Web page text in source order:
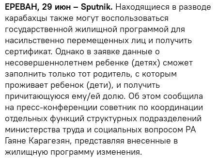
ЕРЕВАН, 29 июн – Sputnik. Находящиеся в разводе
карабахцы также могут воспользоваться
государственной жилищной программой для
насильственно перемещенных лиц и получить
сертификат. Однако в заявке данные о
несовершеннолетнем ребенке (детях) сможет
заполнить только тот родитель, с которым
проживает ребенок (дети), и получить
причитающуюся ему/ей долю. Об этом сообщила
на пресс-конференции советник по координации
отдельных функций структурных подразделений
министерства труда и социальных вопросом РА
Гаяне Карагезян, представляя внесенные в
жилищную программу изменения.